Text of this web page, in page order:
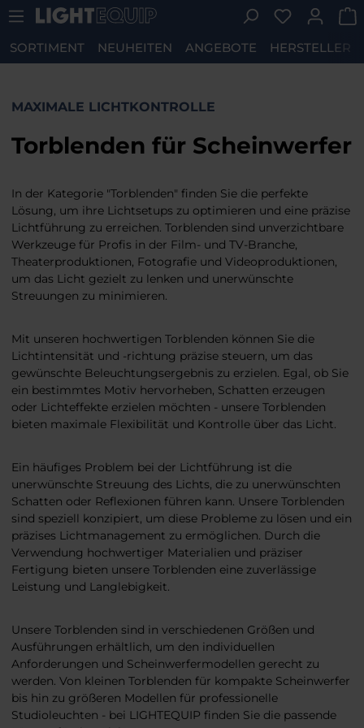
Zum Hauptinhalt springen Du hast 0
SORTIMENT NEUHEITEN ANGEBOTE HERSTELLER
MAXIMALE LICHTKONTROLLE
Torblenden für Scheinwerfer
In der Kategorie "Torblenden" finden Sie die perfekte
Lösung, um ihre Lichtsetups zu optimieren und eine präzise
Lichtführung zu erreichen. Torblenden sind unverzichtbare
Werkzeuge für Profis in der Film- und TV-Branche,
Theaterproduktionen, Fotografie und Videoproduktionen,
um das Licht gezielt zu lenken und unerwünschte
Streuungen zu minimieren.
Mit unseren hochwertigen Torblenden können Sie die
Lichtintensität und -richtung präzise steuern, um das
gewünschte Beleuchtungsergebnis zu erzielen. Egal, ob Sie
ein bestimmtes Motiv hervorheben, Schatten erzeugen
oder Lichteffekte erzielen möchten - unsere Torblenden
bieten maximale Flexibilität und Kontrolle über das Licht.
Ein häufiges Problem bei der Lichtführung ist die
unerwünschte Streuung des Lichts, die zu unerwünschten
Schatten oder Reflexionen führen kann. Unsere Torblenden
sind speziell konzipiert, um diese Probleme zu lösen und ein
präzises Lichtmanagement zu ermöglichen. Durch die
Verwendung hochwertiger Materialien und präziser
Fertigung bieten unsere Torblenden eine zuverlässige
Leistung und Langlebigkeit.
Unsere Torblenden sind in verschiedenen Größen und
Ausführungen erhältlich, um den individuellen
Anforderungen und Scheinwerfermodellen gerecht zu
werden. Von kleinen Torblenden für kompakte Scheinwerfer
bis hin zu größeren Modellen für professionelle
Studioleuchten - bei LIGHTEQUIP finden Sie die passende